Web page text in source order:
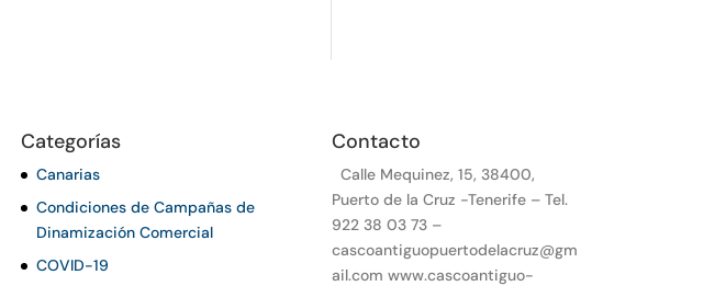
Categorías
Canarias
Condiciones de Campañas de
Dinamización Comercial
COVID-19
Contacto
Calle Mequinez, 15, 38400,
Puerto de la Cruz -Tenerife – Tel.
922 38 03 73 –
cascoantiguopuertodelacruz@gm
ail.com www.cascoantiguo-